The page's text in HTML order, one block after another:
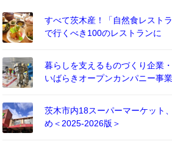
すべて茨木産！「自然食レスト
で行くべき100のレストランに
暮らしを支えるものづくり企業
いばらきオープンカンパニー事業
茨木市内18スーパーマーケット
め＜2025-2026版＞